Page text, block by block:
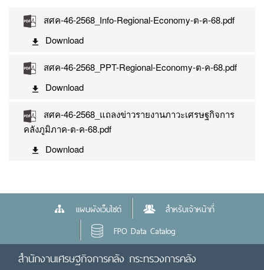
สศค-46-2568_Info-Regional-Economy-ต-ค-68.pdf
Download
สศค-46-2568_PPT-Regional-Economy-ต-ค-68.pdf
Download
สศค-46-2568_แถลงข่าวรายงานภาวะเศรษฐกิจการ
คลังภูมิภาค-ต-ค-68.pdf
Download
แผนผังเว็บไซต์
สำหรับเจ้าหน้าที่
FPO Data Catalog
สำนักงานเศรษฐกิจการคลัง กระทรวงการคลัง